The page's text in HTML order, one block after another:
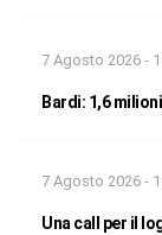
7 Agosto 2026 -
Bardi: 1,6
7 Agosto 2026 -
Una call per il